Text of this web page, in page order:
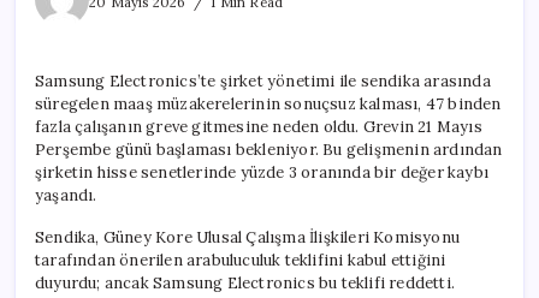
Çalışan
Greve
Hazırlanıyor
için
Samsung Electronics’te şirket yönetimi ile sendika arasında
süregelen maaş müzakerelerinin sonuçsuz kalması, 47 binden
fazla çalışanın greve gitmesine neden oldu. Grevin 21 Mayıs
Perşembe günü başlaması bekleniyor. Bu gelişmenin ardından
şirketin hisse senetlerinde yüzde 3 oranında bir değer kaybı
yaşandı.
Sendika, Güney Kore Ulusal Çalışma İlişkileri Komisyonu
tarafından önerilen arabuluculuk teklifini kabul ettiğini
duyurdu; ancak Samsung Electronics bu teklifi reddetti.